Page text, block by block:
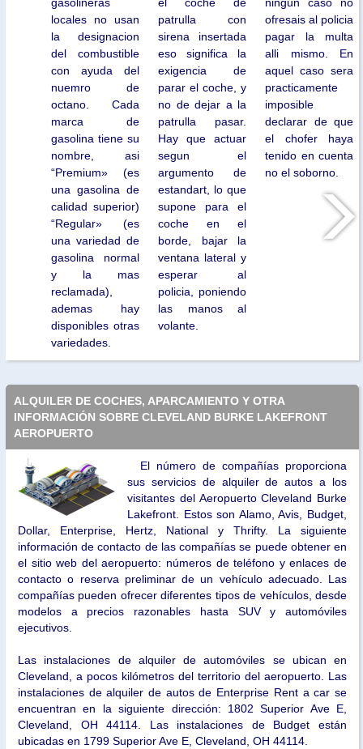
locales no usan
la designacion
del combustible
con ayuda del
nuemro de
octano. Cada
marca de
gasolina tiene su
nombre, asi
“Premium» (es
una gasolina de
calidad superior)
“Regular» (es
una variedad de
gasolina normal
y la mas
reclamada),
ademas hay
disponibles otras
variedades.
patrulla con
sirena insertada
eso significa la
exigencia de
parar el coche, y
no de dejar a la
patrulla pasar.
Hay que actuar
segun el
argumento de
estandart, lo que
supone para el
coche en el
borde, bajar la
ventana lateral y
esperar al
policia, poniendo
las manos al
volante.
ofresais al policia
pagar la multa
alli mismo. En
aquel caso sera
practicamente
imposible
declarar de que
el chofer haya
tenido en cuenta
no el soborno.
ALQUILER DE COCHES, APARCAMIENTO Y OTRA
INFORMACIÓN SOBRE CLEVELAND BURKE LAKEFRONT
AEROPUERTO
El número de compañías proporciona
sus servicios de alquiler de autos a los
visitantes del Aeropuerto Cleveland Burke
Lakefront. Estos son Alamo, Avis, Budget,
Dollar, Enterprise, Hertz, National y Thrifty. La siguiente
información de contacto de las compañías se puede obtener en
el sitio web del aeropuerto: números de teléfono y enlaces de
contacto o reserva preliminar de un vehículo adecuado. Las
compañías pueden ofrecer diferentes tipos de vehículos, desde
modelos a precios razonables hasta SUV y automóviles
ejecutivos.
Las instalaciones de alquiler de automóviles se ubican en
Cleveland, a pocos kilómetros del territorio del aeropuerto. Las
instalaciones de alquiler de autos de Enterprise Rent a car se
encuentran en la siguiente dirección: 1802 Superior Ave E,
Cleveland, OH 44114. Las instalaciones de Budget están
ubicadas en 1799 Superior Ave E, Cleveland, OH 44114.